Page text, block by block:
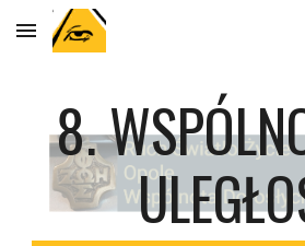
Skip to main content
8.